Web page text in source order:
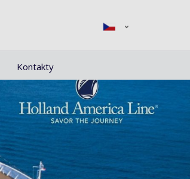
Kontakty